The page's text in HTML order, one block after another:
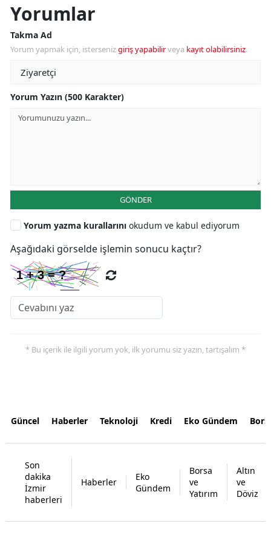
Yorumlar
Takma Ad
Yorum yapmak için, istersenizgiriş yapabilirveya kayıt olabilirsiniz.
Yorum Yazın (500 Karakter)
GÖNDER
Yorum yazma kurallarını okudum ve kabul ediyorum
Aşağıdaki görselde işlemin sonucu kaçtır?
* Bu içerik ile ilgili yorum yok, ilk yorumu siz yazın, tartışalım *
Güncel Haberler Teknoloji Kredi Eko Gündem
Son
dakika
İzmir
haberleri
Haberler
Eko
Gündem
Borsa
ve
Yatırım
Altın
ve
Döviz